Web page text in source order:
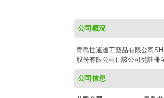
公司概況
青島世運達工藝品有限公司
股份有限公司). 該公司從註冊
公司信息